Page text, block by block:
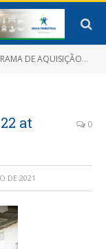
DE ALIMENTOS IRÁ BENEFICIAR MAIS AGRICULTORES EM NOVA TIMBOTEUA
at
0
DE 2021